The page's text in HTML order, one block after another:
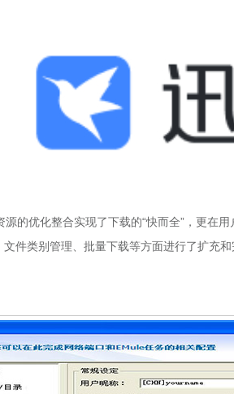
优化整合实现了下载的“快而全”，更在
、文件类别管理、批量下载等方面进行了扩充